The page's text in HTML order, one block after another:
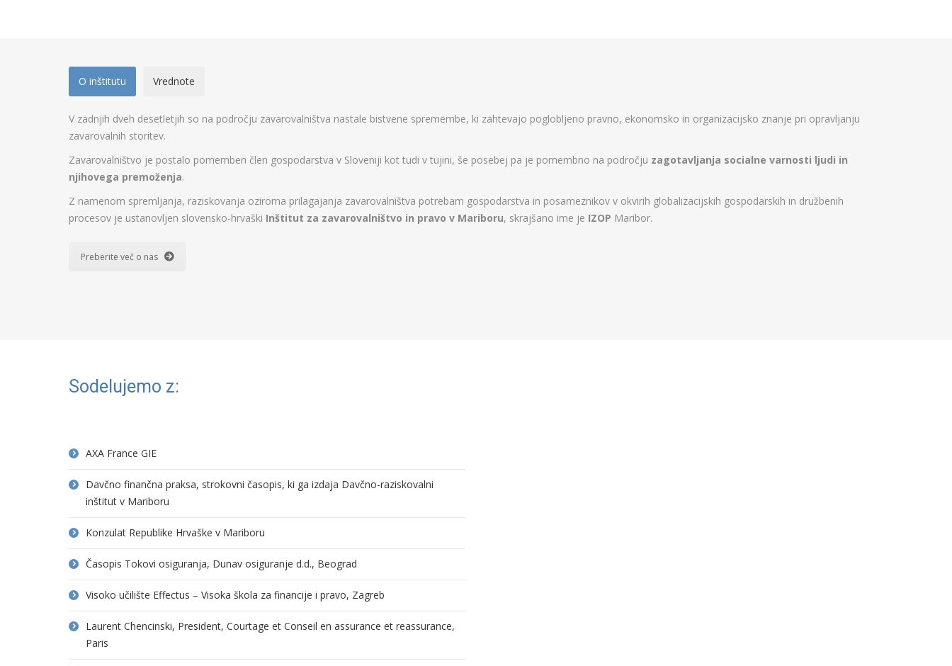
O inštitutu Vrednote
V zadnjih dveh desetletjih so na področju zavarovalništva nastale bistvene spremembe, ki zahtevajo poglobljeno pravno, ekonomsko in organizacijsko znanje pri opravljanju
zavarovalnih storitev.
Zavarovalništvo je postalo pomemben člen gospodarstva v Sloveniji kot tudi v tujini, še posebej pa je pomembno na področju zagotavljanja socialne varnosti ljudi in
njihovega premoženja.
Z namenom spremljanja, raziskovanja oziroma prilagajanja zavarovalništva potrebam gospodarstva in posameznikov v okvirih globalizacijskih gospodarskih in družbenih
procesov je ustanovljen slovensko-hrvaški Inštitut za zavarovalništvo in pravo v Mariboru, skrajšano ime je IZOP Maribor.
Preberite več o nas
Sodelujemo z:
AXA France GIE
Davčno finančna praksa, strokovni časopis, ki ga izdaja Davčno-raziskovalni
inštitut v Mariboru
Konzulat Republike Hrvaške v Mariboru
Časopis Tokovi osiguranja, Dunav osiguranje d.d., Beograd
Visoko učilište Effectus – Visoka škola za financije i pravo, Zagreb
Laurent Chencinski, President, Courtage et Conseil en assurance et reassurance,
Paris